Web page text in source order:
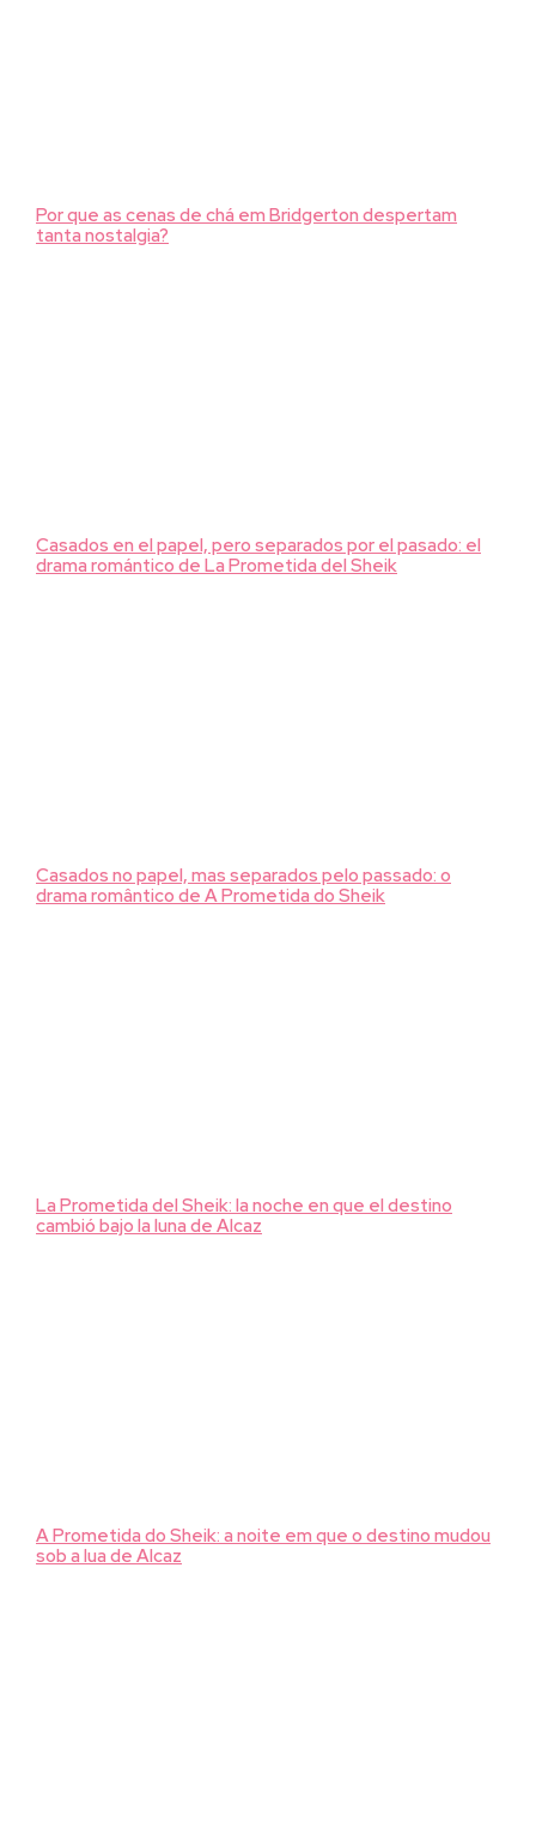
Por que as cenas de chá em Bridgerton despertam
tanta nostalgia?
Casados en el papel, pero separados por el pasado: el
drama romántico de La Prometida del Sheik
Casados no papel, mas separados pelo passado: o
drama romântico de A Prometida do Sheik
La Prometida del Sheik: la noche en que el destino
cambió bajo la luna de Alcaz
A Prometida do Sheik: a noite em que o destino mudou
sob a lua de Alcaz